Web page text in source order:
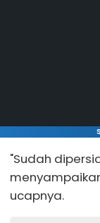
"Sudah
ucapnya.